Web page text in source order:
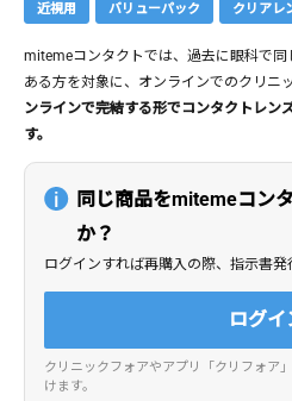
近視用 バリューパック クリアレ
mitemeコンタクトでは、過去に眼科で
ある方を対象に、オンラインでのクリニ
ンラインで完結する形でコンタクトレン
す。
同じ商品をmitemeコン
か？
ログインすれば再購入の際、指示書発
ログイ
クリニックフォアやアプリ「クリフォア
けます。